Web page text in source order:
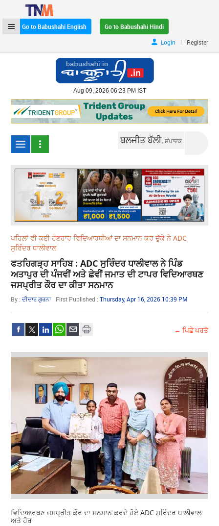
Go to Babushahi English
Go to Babushahi Hindi
Login
| Register
Aug 09, 2026 06:23 PM IST
ਬਲਜੀਤ ਬੱਲੀ,ਸੰਪਾਦਕ
ਪਹਿਲਾਂ ਵੀ ਕਈ ਹੋਣਹਾਰ ਵਿਦਿਆਰਥੀਆਂ ਦਾ ਸਨਮਾਨ ਕਰ ਚੁੱਕੇ ਨੇ ADC
ਸੁਰਿੰਦਰ ਧਾਲੀਵਾਲ
ਫਤਹਿਗੜ੍ਹ ਸਾਹਿਬ : ADC ਸੁਰਿੰਦਰ ਧਾਲੀਵਾਲ ਨੇ ਪਿੰਡ
ਅਤਾਪੁਰ ਦੀ ਪੰਜਵੀਂ ਅਤੇ ਛੇਵੀਂ ਜਮਾਤ ਦੀ ਟਾਪਰ ਵਿਦਿਆਰਥਣ
ਜਸਪ੍ਰੀਤ ਕੌਰ ਦਾ ਕੀਤਾ ਸਨਮਾਨ
By :ਦੀਦਾਰ ਗੁਰਨਾ First Published :Thursday, Apr 16, 2026 10:39 PM
← ਪਿਛੇ ਪਰਤੋ
ਵਿਦਿਆਰਥਣ ਜਸਪ੍ਰੀਤ ਕੌਰ ਦਾ ਸਨਮਾਨ ਕਰਦੇ ਹੋਏ ADC ਸੁਰਿੰਦਰ ਧਾਲੀਵਾਲ
ਅਤੇ ਹੋਰ